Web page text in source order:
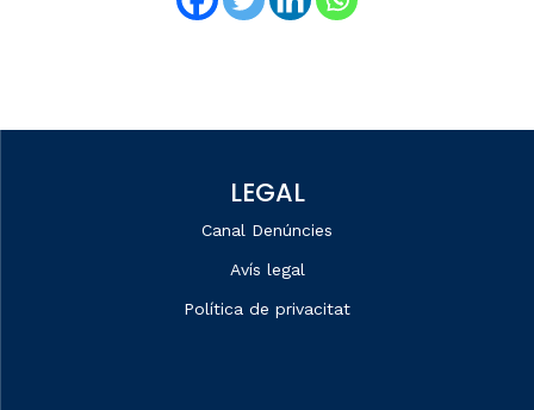
LEGAL
Canal Denúncies
Avís legal
Política de privacitat